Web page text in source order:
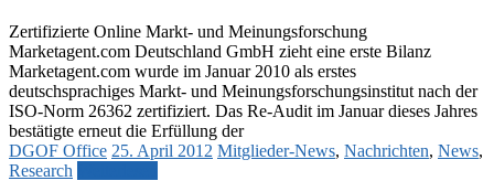
Zertifizierte Online Markt- und Meinungsforschung
Marketagent.com Deutschland GmbH zieht eine erste Bilanz
Marketagent.com wurde im Januar 2010 als erstes
deutschsprachiges Markt- und Meinungsforschungsinstitut nach der
ISO-Norm 26362 zertifiziert. Das Re-Audit im Januar dieses Jahres
bestätigte erneut die Erfüllung der
DGOF Office 25. April 2012 Mitglieder-News, Nachrichten, News,
Research